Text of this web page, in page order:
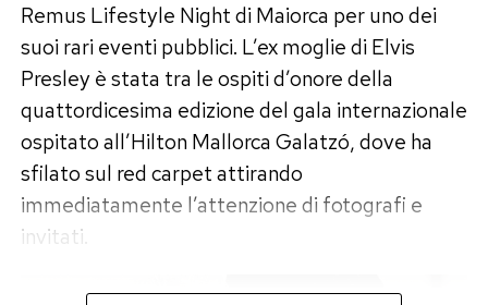
La risposta degli utenti non si è fatta attendere.
Il video ha raccolto migliaia di commenti di
sostegno, con moltissime persone schierate al
fianco della conduttrice e pronte a ricordarle che
gli insulti raccontano spesso più chi li scrive che
chi li riceve.
Colò ha costruito gran parte della propria
attività come divulgatore e influencer. Il
passaggio aBallando con le Stelle
rappresenterebbe quindi un ulteriore cambio di
scena, questa volta davanti al pubblico della
prima serata.
Dal pulpito al cha cha cha: il nome
Remus Lifestyle Night di Maiorca per uno dei
suoi rari eventi pubblici. L’ex moglie di Elvis
Presley è stata tra le ospiti d’onore della
quattordicesima edizione del gala internazionale
ospitato all’Hilton Mallorca Galatzó, dove ha
sfilato sul red carpet attirando
immediatamente l’attenzione di fotografi e
invitati.